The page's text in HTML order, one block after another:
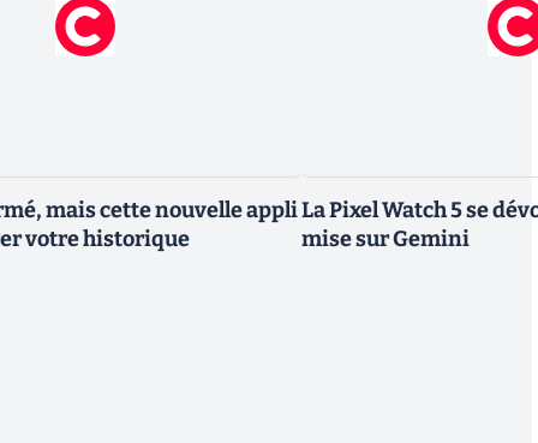
mais cette nouvelle appli
votre historique
La Pixel Watch 5 se
mise sur Gemini